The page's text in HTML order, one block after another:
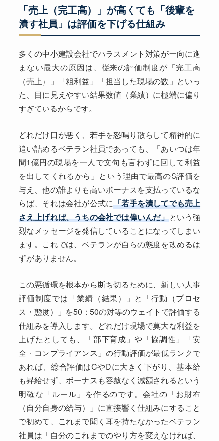
「売上（完工高）」が高くても「後輩を
潰す社員」は評価を下げる仕組み
多くの中小建設会社でハラスメント対策が一向に進
まない最大の原因は、従来の評価制度が「完工高
（売上）」「粗利益」「担当した現場の数」といっ
た、目に見えやすい結果数値（業績）に極端に偏り
すぎているからです。
どれだけ口が悪く、若手を怒鳴り散らして精神的に
追い詰めるベテラン社員であっても、「あいつは年
間1億円の現場を一人で文句も言わずに回して利益
を出してくれるから」という理由で最高のS評価を
与え、他の誰よりも高いボーナスを支払っているな
らば、それは会社が公式に「若手を潰してでも売上
さえ上げれば、うちの会社では偉いんだ」という強
烈なメッセージを発信していることになってしまい
ます。これでは、ベテランが自らの態度を改めるは
ずがありません。
この悪循環を根本から断ち切るために、新しい人事
評価制度では「業績（結果）」と「行動（プロセ
ス・態度）」を50：50の対等のウェイトで評価する
仕組みを導入します。どれだけ現場で莫大な利益を
上げたとしても、「部下育成」や「協調性」「安
全・コンプライアンス」の行動評価が最低ランクで
あれば、総合評価はCやDに大きく下がり、基本給
も昇給せず、ボーナスも容赦なく減額されるという
明確な「ルール」を作るのです。会社の「お財布
（自分自身の給与）」に直接響く仕組みにすること
で初めて、これまで聞く耳を持たなかったベテラン
社員は「自分のこれまでのやり方を変えなければ、